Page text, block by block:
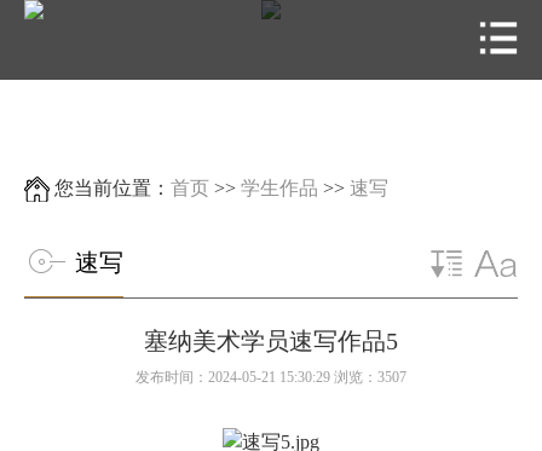
您当前位置： 首页>> 学生作品 >> 速写
速写
塞纳美术学员速写作品5
发布时间：2024-05-21 15:30:29 浏览：3507